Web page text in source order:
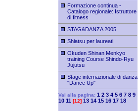
Formazione continua -
Catalogo regionale: Istruttore
di fitness
STAG&DANZA 2005
Shiatsu per laureati
Okuden Shinan Menkyo
training Course Shindo-Ryu
Jujutsu
Stage internazionale di danza
"Dance Up"
Vai alla pagina: 1 2 3 4 5 6 7 8 9
10 11 [12] 13 14 15 16 17 18